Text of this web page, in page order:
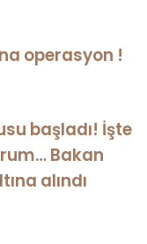
operasyon !
başladı! İşte
Bakan
alındı